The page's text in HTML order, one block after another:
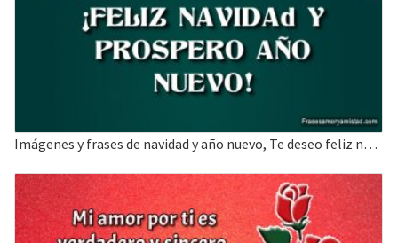
Imágenes y frases de navidad y año nuevo, Te deseo feliz navidad y año nuevo.